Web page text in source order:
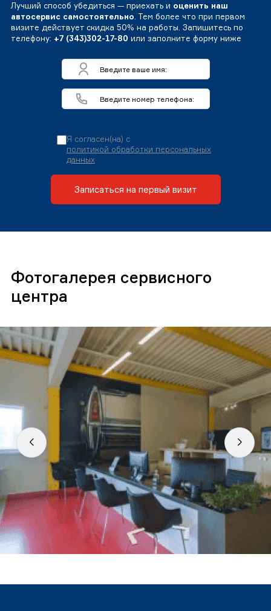
Лучший способ убедиться — приехать и оценить наш
автосервис самостоятельно. Тем более что при первом
визите действует скидка 50% на работы. Запишитесь по
телефону: +7 (343)302-17-80 или заполните форму ниже
Я согласен(на) с
политикой обработки персональных
данных
Записаться на первый визит
Фотогалерея сервисного
центра